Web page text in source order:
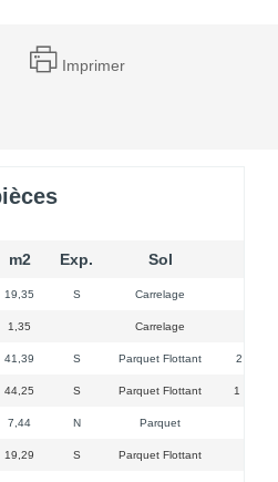
Imprimer
m2 Exp. Sol
19,35 S Carrelage
1,35 Carrelage
41,39 S Parquet Flottant 2
44,25 S Parquet Flottant 1 porte
7,44 N Parquet
19,29 S Parquet Flottant